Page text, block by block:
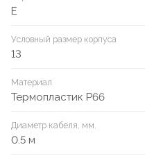
E
Условный размер корпуса
13
Материал
Термопластик P66
Диаметр кабеля, мм.
0.5 м